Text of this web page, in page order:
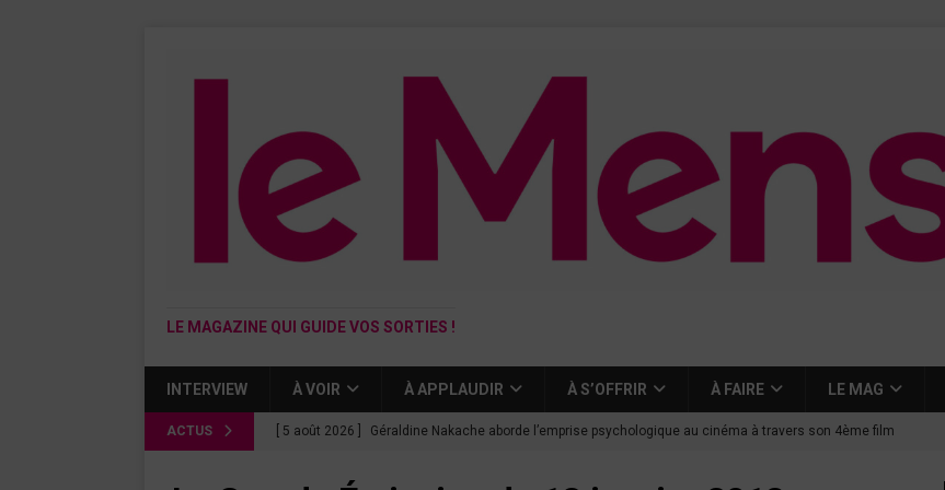
LE MAGAZINE QUI GUIDE VOS SORTIES !
INTERVIEW À VOIR À APPLAUDIR À S’OFFRIR À FAIRE LE MAG
ACTUS [ 5 août 2026 ] Géraldine Nakache aborde l’emprise psychologique au cinéma à travers son 4ème film